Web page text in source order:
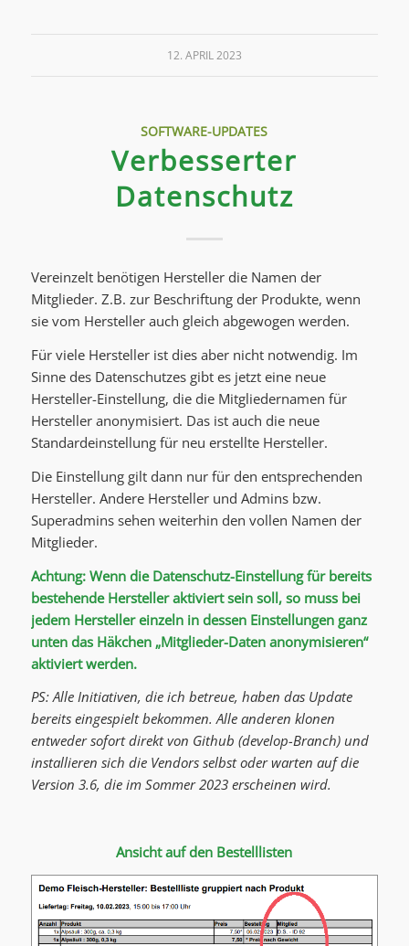
12. APRIL 2023
SOFTWARE-UPDATES
Verbesserter
Datenschutz
Vereinzelt benötigen Hersteller die Namen der
Mitglieder. Z.B. zur Beschriftung der Produkte, wenn
sie vom Hersteller auch gleich abgewogen werden.
Für viele Hersteller ist dies aber nicht notwendig. Im
Sinne des Datenschutzes gibt es jetzt eine neue
Hersteller-Einstellung, die die Mitgliedernamen für
Hersteller anonymisiert. Das ist auch die neue
Standardeinstellung für neu erstellte Hersteller.
Die Einstellung gilt dann nur für den entsprechenden
Hersteller. Andere Hersteller und Admins bzw.
Superadmins sehen weiterhin den vollen Namen der
Mitglieder.
Achtung: Wenn die Datenschutz-Einstellung für bereits
bestehende Hersteller aktiviert sein soll, so muss bei
jedem Hersteller einzeln in dessen Einstellungen ganz
unten das Häkchen „Mitglieder-Daten anonymisieren“
aktiviert werden.
PS: Alle Initiativen, die ich betreue, haben das Update
bereits eingespielt bekommen. Alle anderen klonen
entweder sofort direkt von Github (develop-Branch) und
installieren sich die Vendors selbst oder warten auf die
Version 3.6, die im Sommer 2023 erscheinen wird.
Ansicht auf den Bestelllisten